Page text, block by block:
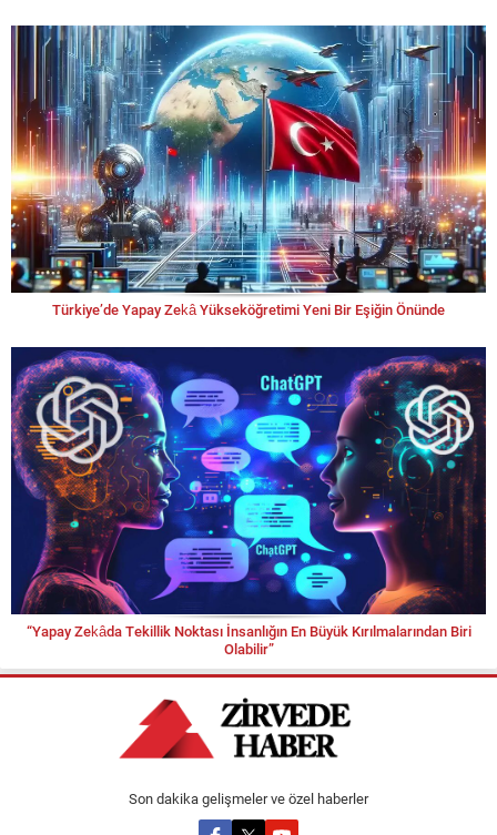
Türkiye’de Yapay Zekâ Yükseköğretimi Yeni Bir Eşiğin Önünde
“Yapay Zekâda Tekillik Noktası İnsanlığın En Büyük Kırılmalarından Biri
Olabilir”
Son dakika gelişmeler ve özel haberler